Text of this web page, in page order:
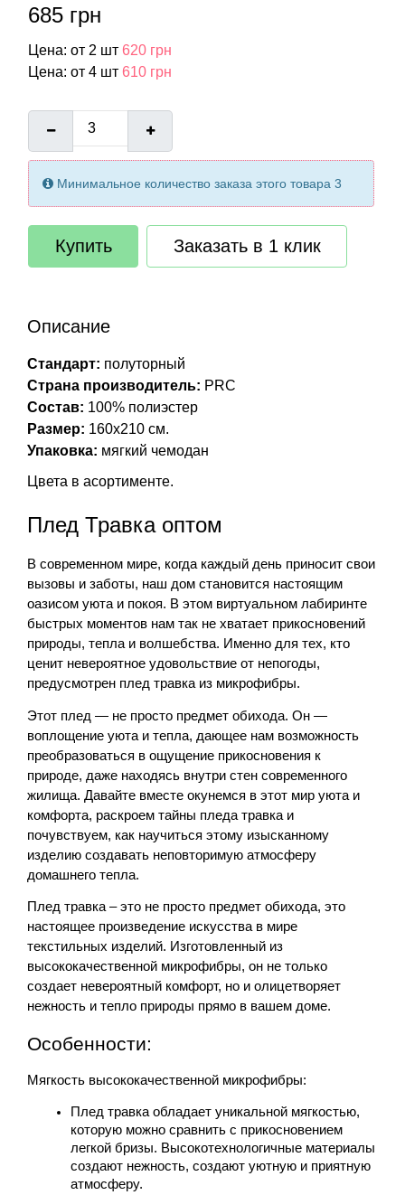
685 грн
Цена: от 2 шт 620 грн
Цена: от 4 шт 610 грн
Минимальное количество заказа этого товара 3
Купить Заказать в 1 клик
Описание
Стандарт: полуторный
Страна производитель: PRC
Состав: 100% полиэстер
Размер: 160х210 см.
Упаковка: мягкий чемодан
Цвета в асортименте.
Плед Травка оптом
В современном мире, когда каждый день приносит свои
вызовы и заботы, наш дом становится настоящим
оазисом уюта и покоя. В этом виртуальном лабиринте
быстрых моментов нам так не хватает прикосновений
природы, тепла и волшебства. Именно для тех, кто
ценит невероятное удовольствие от непогоды,
предусмотрен плед травка из микрофибры.
Этот плед — не просто предмет обихода. Он —
воплощение уюта и тепла, дающее нам возможность
преобразоваться в ощущение прикосновения к
природе, даже находясь внутри стен современного
жилища. Давайте вместе окунемся в этот мир уюта и
комфорта, раскроем тайны пледа травка и
почувствуем, как научиться этому изысканному
изделию создавать неповторимую атмосферу
домашнего тепла.
Плед травка – это не просто предмет обихода, это
настоящее произведение искусства в мире
текстильных изделий. Изготовленный из
высококачественной микрофибры, он не только
создает невероятный комфорт, но и олицетворяет
нежность и тепло природы прямо в вашем доме.
Особенности:
Мягкость высококачественной микрофибры:
Плед травка обладает уникальной мягкостью,
которую можно сравнить с прикосновением
легкой бризы. Высокотехнологичные материалы
создают нежность, создают уютную и приятную
атмосферу.